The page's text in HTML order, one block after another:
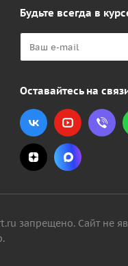
Будьте всегда в
Оставайтесь на
запрещено. Сайт не